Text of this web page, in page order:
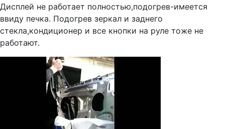
Дисплей не работает полностью,подогрев-имеется
ввиду печка. Подогрев зеркал и заднего
стекла,кондиционер и все кнопки на руле тоже не
работают.